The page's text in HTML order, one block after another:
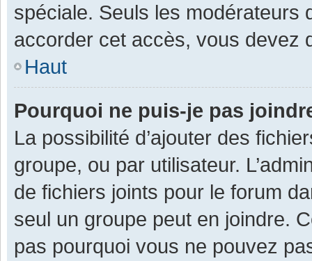
spéciale. Seuls les modérateurs
accorder cet accès, vous devez
Haut
Pourquoi ne puis-je pas
La possibilité d’ajouter des
groupe, ou par utilisateur.
de fichiers joints pour le forum
seul un groupe peut en joindre.
pas pourquoi vous ne pouvez